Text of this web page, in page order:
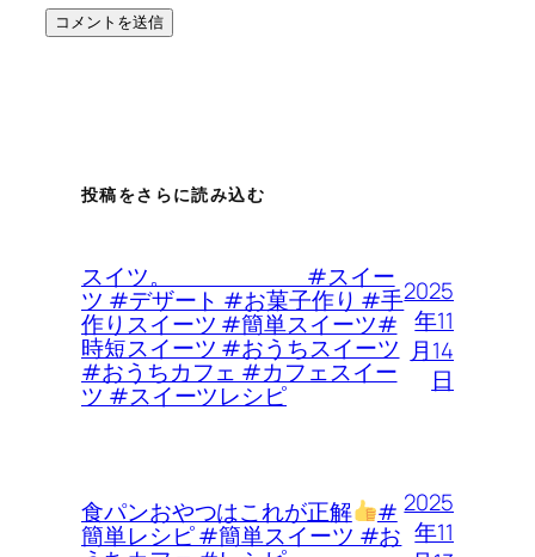
投稿をさらに読み込む
スイツ。 #スイー
ツ #デザート #お菓子作り #手
作りスイーツ #簡単スイーツ#
時短スイーツ #おうちスイーツ
#おうちカフェ #カフェスイー
ツ #スイーツレシピ
2025
年11
月14
日
食パンおやつはこれが正解 #
簡単レシピ #簡単スイーツ #お
2025
年11